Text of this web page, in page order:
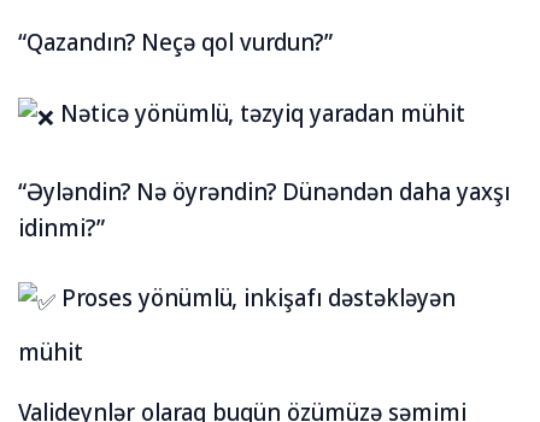
“Qazandın? Neçə qol vurdun?”
Nəticə yönümlü, təzyiq yaradan mühit
“Əyləndin? Nə öyrəndin? Dünəndən daha yaxşı
idinmi?”
Proses yönümlü, inkişafı dəstəkləyən
mühit
Valideynlər olaraq bugün özümüzə səmimi